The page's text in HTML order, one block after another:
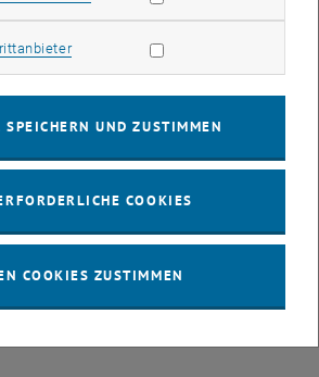
lädt Sie herzlich zur Teilnahme ein
bis Mittwoch, 26. Mai 2010bei
Sie können im Vorfeld auch
des Rektorats (4., Karlsplatz 13,
Marketing Cookies zulassen
SPEICHERN UND ZUSTIMMEN
COOKIES
COOKIES ZUSTIMMEN